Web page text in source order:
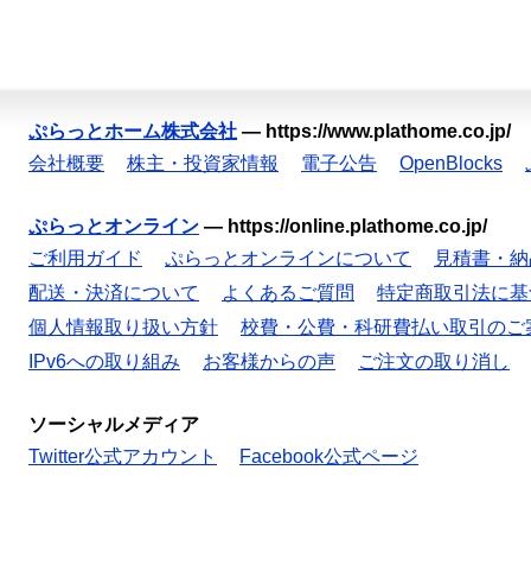
ぷらっとホーム株式会社 — https://www.plathome.co.jp/
会社概要
株主・投資家情報 電子公告 OpenBlocks
ぷらっとオンライン — https://online.plathome.co.jp/
ご利用ガイド
ぷらっとオンラインについて
見積書・
配送・決済について
よくあるご質問
特定商取引法に
個人情報取り扱い方針
校費・公費・科研費払い取引のご
IPv6への取り組み
お客様からの声 ご注文の取り消し
ソーシャルメディア
Twitter公式アカウント
Facebook公式ページ